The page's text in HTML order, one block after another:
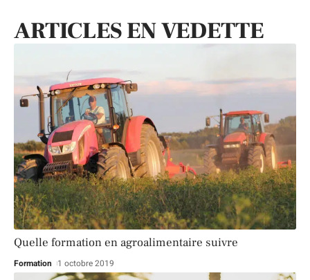
ARTICLES EN VEDETTE
Quelle formation en agroalimentaire suivre
Formation 1 octobre 2019